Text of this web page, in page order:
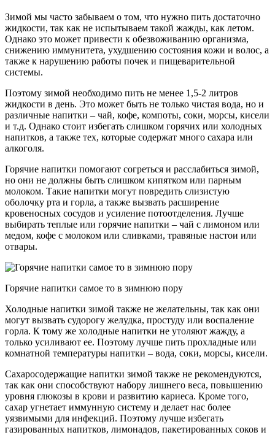
Зимой мы часто забываем о том, что нужно пить достаточно
жидкости, так как не испытываем такой жажды, как летом.
Однако это может привести к обезвоживанию организма,
снижению иммунитета, ухудшению состояния кожи и волос, а
также к нарушению работы почек и пищеварительной
системы.
Поэтому зимой необходимо пить не менее 1,5-2 литров
жидкости в день. Это может быть не только чистая вода, но и
различные напитки – чай, кофе, компоты, соки, морсы, кисели
и т.д. Однако стоит избегать слишком горячих или холодных
напитков, а также тех, которые содержат много сахара или
алкоголя.
Горячие напитки помогают согреться и расслабиться зимой,
но они не должны быть слишком кипятком или парным
молоком. Такие напитки могут повредить слизистую
оболочку рта и горла, а также вызвать расширение
кровеносных сосудов и усиление потоотделения. Лучше
выбирать теплые или горячие напитки – чай с лимоном или
медом, кофе с молоком или сливками, травяные настои или
отвары.
Горячие напитки самое то в зимнюю пору
Холодные напитки зимой также не желательны, так как они
могут вызвать судорогу желудка, простуду или воспаление
горла. К тому же холодные напитки не утоляют жажду, а
только усиливают ее. Поэтому лучше пить прохладные или
комнатной температуры напитки – вода, соки, морсы, кисели.
Сахаросодержащие напитки зимой также не рекомендуются,
так как они способствуют набору лишнего веса, повышению
уровня глюкозы в крови и развитию кариеса. Кроме того,
сахар угнетает иммунную систему и делает нас более
уязвимыми для инфекций. Поэтому лучше избегать
газированных напитков, лимонадов, пакетированных соков и